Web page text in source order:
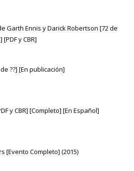
Garth Ennis y Darick Robertson [72 de
[PDF y CBR]
??] [En publicación]
y CBR] [Completo] [En Español]
[Evento Completo] (2015)